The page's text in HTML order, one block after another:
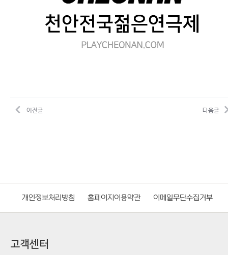
이전글 다음글
개인정보처리방침 홈페이지이용약관 이메일무단수집거부
고객센터